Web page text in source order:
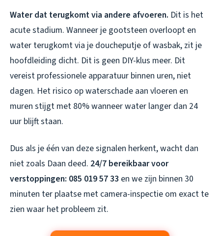
Water dat terugkomt via andere afvoeren. Dit is het
acute stadium. Wanneer je gootsteen overloopt en
water terugkomt via je doucheputje of wasbak, zit je
hoofdleiding dicht. Dit is geen DIY-klus meer. Dit
vereist professionele apparatuur binnen uren, niet
dagen. Het risico op waterschade aan vloeren en
muren stijgt met 80% wanneer water langer dan 24
uur blijft staan.
Dus als je één van deze signalen herkent, wacht dan
niet zoals Daan deed. 24/7 bereikbaar voor
verstoppingen: 085 019 57 33 en we zijn binnen 30
minuten ter plaatse met camera-inspectie om exact te
zien waar het probleem zit.